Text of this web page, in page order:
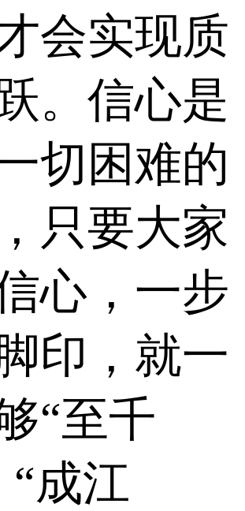
会实现质
。信心是
切困难的
只要大家
心，一步
印，就一
“至千
“成江